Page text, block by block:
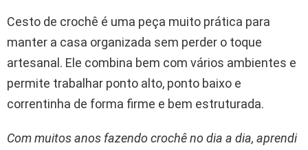
Cesto de crochê é uma peça muito prática para
manter a casa organizada sem perder o toque
artesanal. Ele combina bem com vários ambientes e
permite trabalhar ponto alto, ponto baixo e
correntinha de forma firme e bem estruturada.
Com muitos anos fazendo crochê no dia a dia, aprendi